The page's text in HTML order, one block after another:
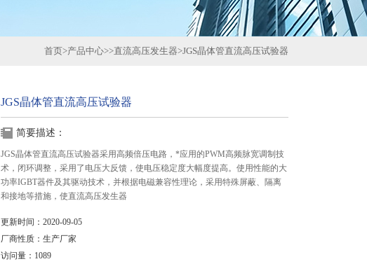
首页>产品中心>>直流高压发生器>JGS晶体管直流高压试验器
JGS晶体管直流高压试验器
简要描述：
JGS晶体管直流高压试验器采用高频倍压电路，*应用的PWM高频脉宽调制技
术，闭环调整，采用了电压大反馈，使电压稳定度大幅度提高。使用性能的大
功率IGBT器件及其驱动技术，并根据电磁兼容性理论，采用特殊屏蔽、隔离
和接地等措施，使直流高压发生器
更新时间：2020-09-05
厂商性质：生产厂家
访问量：1089